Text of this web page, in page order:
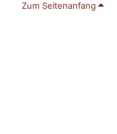
Zum Seitenanfang